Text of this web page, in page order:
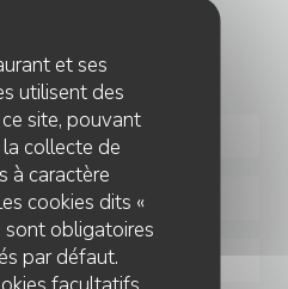
et ses
utilisent des
site, pouvant
collecte de
à caractère
cookies dits «
sont obligatoires
par défaut.
ci-dessous !